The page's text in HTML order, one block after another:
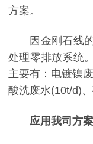
方案。
因金刚石线
处理零排放系统
主要有：电镀镍
酸洗废水(10t/d)
应用我司方案